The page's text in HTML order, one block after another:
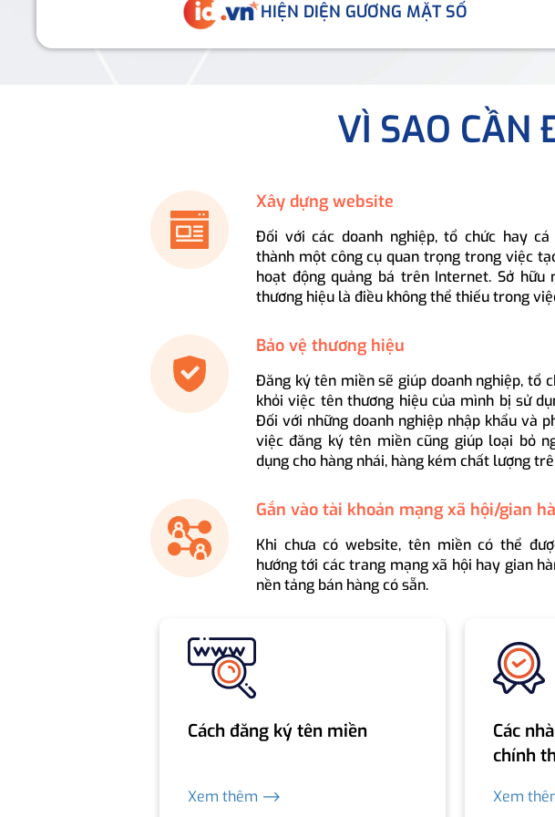
HIỆN DIỆN GƯƠNG MẶT SỐ
VÌ SAO CẦN
Xây dựng website
Đối với các doanh nghiệp, tổ chức hay
thành một công cụ quan trọng trong việc
hoạt động quảng bá trên Internet. Sở
thương hiệu là điều không thể thiếu trong
Bảo vệ thương hiệu
Đăng ký tên miền sẽ giúp doanh nghiệp, tổ
khỏi việc tên thương hiệu của mình bị sử
Đối với những doanh nghiệp nhập khẩu và
việc đăng ký tên miền cũng giúp loại bỏ
dụng cho hàng nhái, hàng kém chất lượng
Gắn vào tài khoản mạng xã hội/gian
Khi chưa có website, tên miền có thể
hướng tới các trang mạng xã hội hay gian
nền tảng bán hàng có sẵn.
Cách đăng ký tên miền
Xem thêm ⟶
Các
chính
Xem